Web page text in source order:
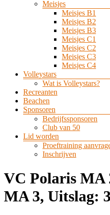
Meisjes
Meisjes B1
Meisjes B2
Meisjes B3
Meisjes C1
Meisjes C2
Meisjes C3
Meisjes C4
Volleystars
Wat is Volleystars?
Recreanten
Beachen
Sponsoren
Bedrijfssponsoren
Club van 50
Lid worden
Proeftraining
Inschrijven
VC Polaris MA
MA 3, Uitslag: